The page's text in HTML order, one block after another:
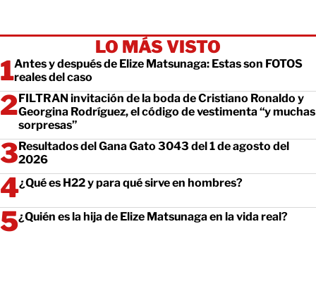
LO MÁS VISTO
Antes y después de Elize Matsunaga: Estas son FOTOS
reales del caso
FILTRAN invitación de la boda de Cristiano Ronaldo y
Georgina Rodríguez, el código de vestimenta “y muchas
sorpresas”
Resultados del Gana Gato 3043 del 1 de agosto del
2026
¿Qué es H22 y para qué sirve en hombres?
¿Quién es la hija de Elize Matsunaga en la vida real?